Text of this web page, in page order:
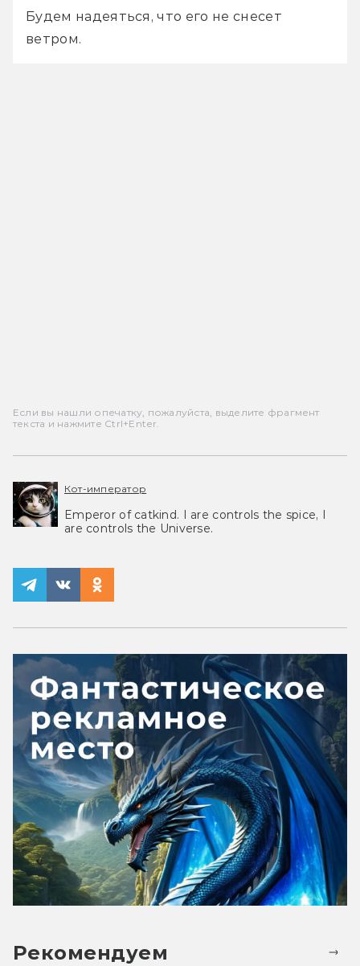
Будем надеяться, что его не снесет
ветром.
Если вы нашли опечатку, пожалуйста, выделите фрагмент
текста и нажмите Ctrl+Enter.
Кот-император
Emperor of catkind. I are controls the spice, I
are controls the Universe.
Рекомендуем